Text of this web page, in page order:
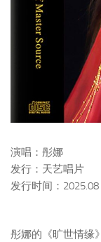
演唱：彤娜
发行：天艺唱片
发行时间：2025.08
彤娜的《旷世情缘